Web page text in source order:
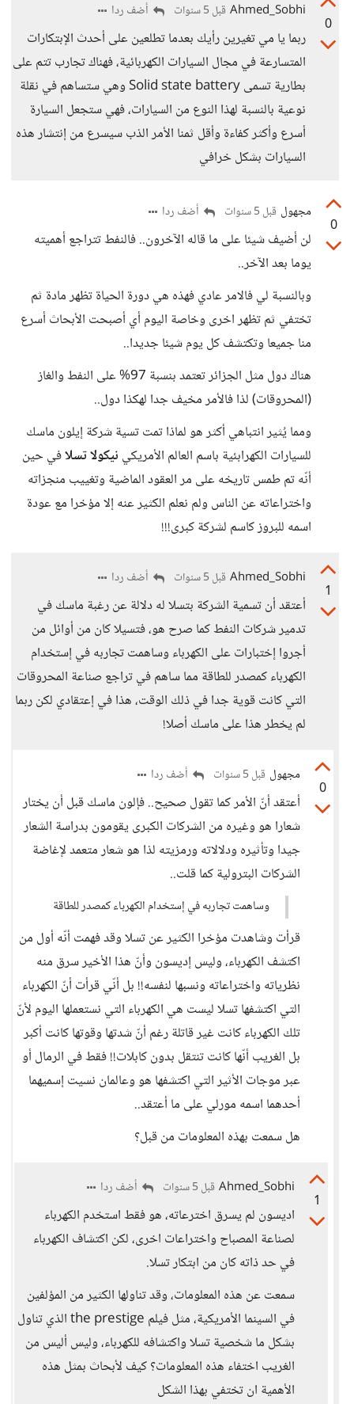
0
Ahmed_Sobhi قبل 5 سنوات أضف ردا
ربما يا مي تغيرين رأيك بعدما تطلعين على أحدث الإبتكارات
المتسارعة في مجال السيارات الكهربائية، فهناك تجارب تتم على
بطارية تسمى Solid state battery وهي ستساهم في نقلة
نوعية بالنسبة لهذا النوع من السيارات، فهي ستجعل السيارة
أسرع وأكثر كفاءة وأقل ثمنا الأمر الذب سيسرع من إنتشار هذه
السيارات بشكل خرافي
0
مجهول قبل 5 سنوات أضف ردا
لن أضيف شيئا على ما قاله الآخرون.. فالنفط تتراجع أهميته
يوما بعد الآخر..
وبالنسبة لي فالامر عادي فهذه هي دورة الحياة تظهر مادة ثم
تختفي ثم تظهر اخرى وخاصة اليوم أي أصبحت الأبحاث أسرع
منا جميعا وتكتشف كل يوم شيئا جديدا..
هناك دول مثل الجزائر تعتمد بنسبة 97% على النفط والغاز
(المحروقات) لذا فالأمر مخيف جدا لهكذا دول..
ومما يُثير انتباهي أكثر هو لماذا تمت تسية شركة إيلون ماسك
للسيارات الكهرابئية باسم العالم الأمريكي نيكولا تسلافي حين
أنّه تم طمس تاريخه على مر العقود الماضية وتغييب منجزاته
واختراعاته عن الناس ولم نعلم الكثير عنه إلا مؤخرا مع عودة
اسمه للبروز كاسم لشركة كبرى!!!
1
Ahmed_Sobhi قبل 5 سنوات أضف ردا
أعتقد أن تسمية الشركة بتسلا له دلالة عن رغبة ماسك في
تدمير شركات النفط كما صرح هو، فتسيلا كان من أوائل من
أجروا إختبارات على الكهرباء وساهمت تجاربه في إستخدام
الكهرباء كمصدر للطاقة مما ساهم في تراجع صناعة المحروقات
التي كانت قوية جدا في ذلك الوقت، هذا في إعتقادي لكن ربما
لم يخطر هذا على ماسك أصلا!
0
مجهول قبل 5 سنوات أضف ردا
أعتقد أنّ الأمر كما تقول صحيح.. فإلون ماسك قبل أن يختار
شعارا هو وغيره من الشركات الكبرى يقومون بدراسة الشعار
جيدا وتأثيره ودلالاته ورمزيته لذا هو شعار متعمد لإغاضة
الشركات البترولية كما قلت..
وساهمت تجاربه في إستخدام الكهرباء كمصدر للطاقة
قرأت وشاهدت مؤخرا الكثير عن تسلا وقد فهمت أنّه أول من
اكتشف الكهرباء، وليس إديسون وأنّ هذا الأخير سرق منه
نظرياته واختراعاته ونسبها لنفسه!! بل أنّي قرأت أنّ الكهرباء
التي اكتشفها تسلا ليست هي الكهرباء التي نستعملها اليوم لأنّ
تلك الكهرباء كانت غير قاتلة رغم أنّ شدتها وقوتها كانت أكبر
بل الغريب أنّها كانت تنتقل بدون كابلات!! فقط في الرمال أو
عبر موجات الأثير التي اكتشفها هو وعالمان نسيت إسميهما
أحدهما اسمه مورلي على ما أعتقد..
هل سمعت بهذه المعلومات من قبل؟
1
Ahmed_Sobhi قبل 5 سنوات أضف ردا
اديسون لم يسرق اخترعاته، هو فقط استخدم الكهرباء
لصناعة المصباح واختراعات اخرى، لكن اكتشاف الكهرباء
في حد ذاته كان من ابتكار تسلا.
سمعت عن هذه المعلومات، وقد تناولها الكثير من المؤلفين
في السينما الأمريكية، مثل فيلم the prestige الذي تناول
بشكل ما شخصية تسلا واكتشافه للكهرباء، وليس أليس من
الغريب اختفاء هذه المعلومات؟ كيف لأبحاث بمثل هذه
الأهمية ان تختفي بهذا الشكل